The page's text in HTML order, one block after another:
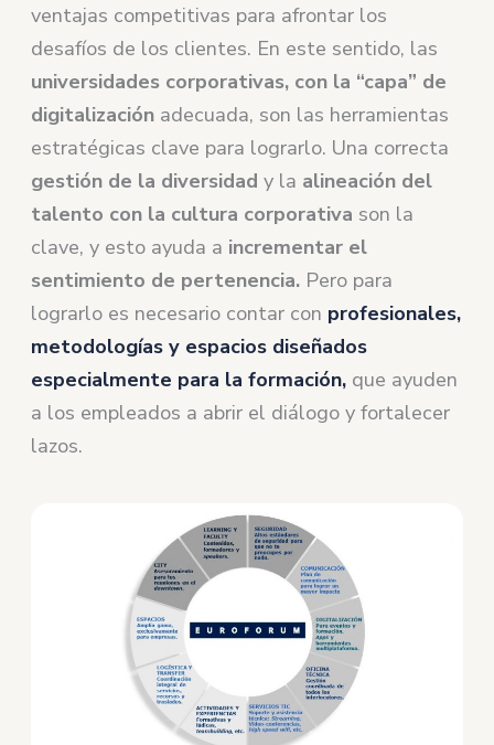
ventajas competitivas para afrontar los
desafíos de los clientes. En este sentido, las
universidades corporativas, con la “capa” de
digitalización adecuada, son las herramientas
estratégicas clave para lograrlo. Una correcta
gestión de la diversidad y la alineación del
talento con la cultura corporativa son la
clave, y esto ayuda a incrementar el
sentimiento de pertenencia. Pero para
lograrlo es necesario contar con profesionales,
metodologías y espacios diseñados
especialmente para la formación, que ayuden
a los empleados a abrir el diálogo y fortalecer
lazos.